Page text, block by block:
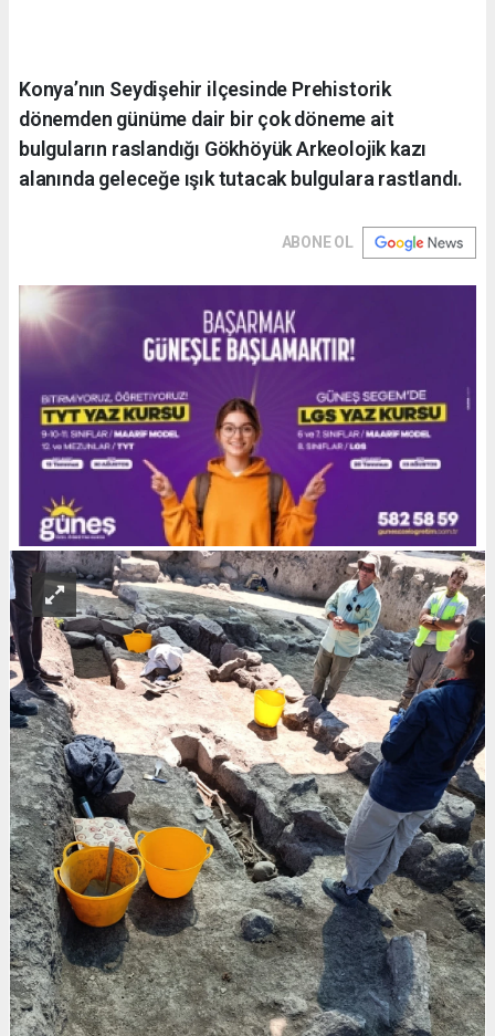
Konya’nın Seydişehir ilçesinde Prehistorik
dönemden günüme dair bir çok döneme ait
bulguların raslandığı Gökhöyük Arkeolojik kazı
alanında geleceğe ışık tutacak bulgulara rastlandı.
ABONE OL